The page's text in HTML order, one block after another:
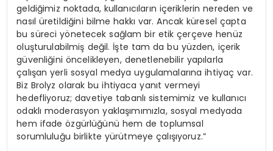
geldiğimiz noktada, kullanıcıların içeriklerin nereden ve
nasıl üretildiğini bilme hakkı var. Ancak küresel çapta
bu süreci yönetecek sağlam bir etik çerçeve henüz
oluşturulabilmiş değil. İşte tam da bu yüzden, içerik
güvenliğini öncelikleyen, denetlenebilir yapılarla
çalışan yerli sosyal medya uygulamalarına ihtiyaç var.
Biz Brolyz olarak bu ihtiyaca yanıt vermeyi
hedefliyoruz; davetiye tabanlı sistemimiz ve kullanıcı
odaklı moderasyon yaklaşımımızla, sosyal medyada
hem ifade özgürlüğünü hem de toplumsal
sorumluluğu birlikte yürütmeye çalışıyoruz.”